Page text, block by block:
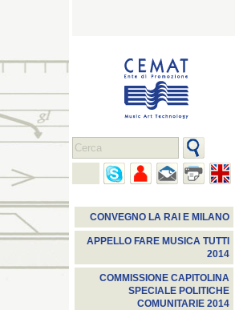
CONVEGNO LA RAI E MILANO
APPELLO FARE MUSICA TUTTI
2014
COMMISSIONE CAPITOLINA
SPECIALE POLITICHE
COMUNITARIE 2014